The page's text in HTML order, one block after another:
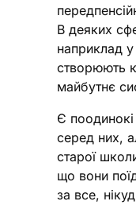
В деяких
наприклад
створюють
майбутнє
Є поодинокі
серед них,
старої
що вони
за все,